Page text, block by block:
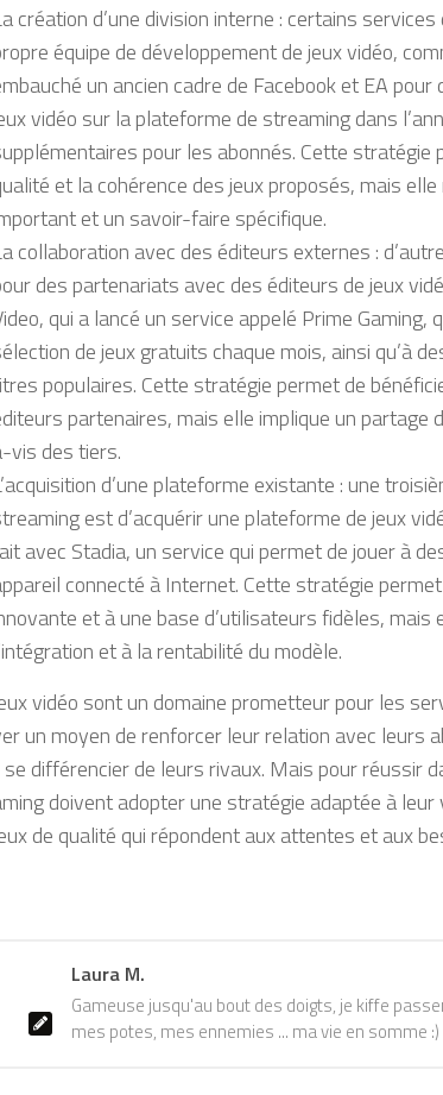
création d’une division interne : certains
équipe de développement de jeux vidéo,
un ancien cadre de Facebook et EA
vidéo sur la plateforme de streaming dans
pour les abonnés. Cette stratégie
et la cohérence des jeux proposés, mais
et un savoir-faire spécifique.
collaboration avec des éditeurs externes :
des partenariats avec des éditeurs de jeux
qui a lancé un service appelé Prime Gaming,
de jeux gratuits chaque mois, ainsi qu’à
populaires. Cette stratégie permet de
partenaires, mais elle implique un partage
vis des tiers.
d’une plateforme existante : une
est d’acquérir une plateforme de jeux
avec Stadia, un service qui permet de jouer à
connecté à Internet. Cette stratégie
et à une base d’utilisateurs fidèles,
et à la rentabilité du modèle.
vidéo sont un domaine prometteur pour les
un moyen de renforcer leur relation avec leurs
différencier de leurs rivaux. Mais pour réussir
doivent adopter une stratégie adaptée à
de qualité qui répondent aux attentes et aux
Laura M.
Gameuse jusqu'au bout des doigts, je kiffe
mes potes, mes ennemies ... ma vie en somme :)